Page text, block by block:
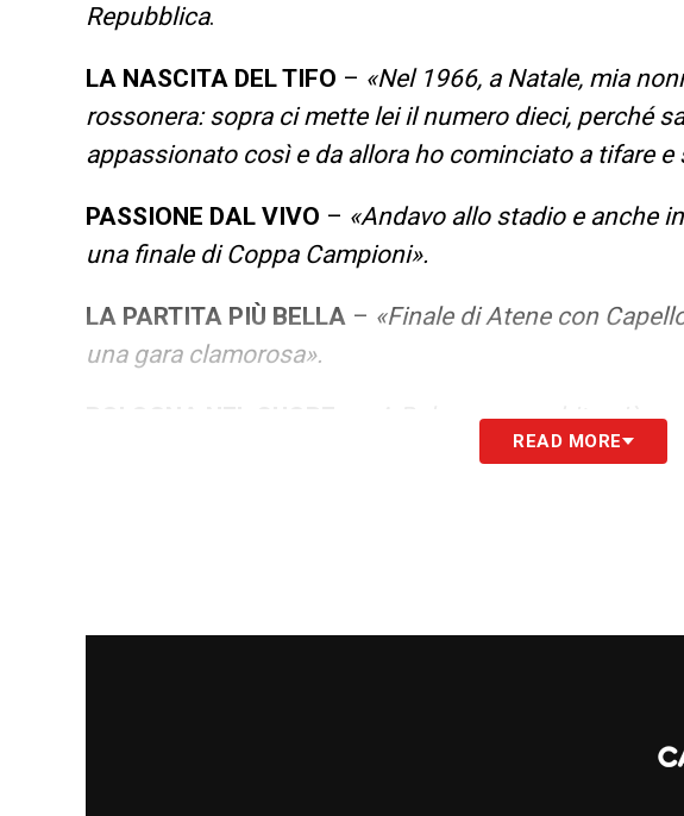
Repubblica.
LA NASCITA DEL TIFO – «Nel 1966, a Natale, mia
rossonera: sopra ci mette lei il numero dieci, perché
appassionato così e da allora ho cominciato a tifare e
PASSIONE DAL VIVO – «Andavo allo stadio e anche
una finale di Coppa Campioni».
LA PARTITA PIÙ BELLA – «Finale di Atene con
una gara clamorosa».
«A Bologna non abito più,
famiglia di mia moglie. Insomma una parte
tragedia come quella di Sinisa. C’è una storia
«Alla Virtus Tennis incontravo
READ MORE